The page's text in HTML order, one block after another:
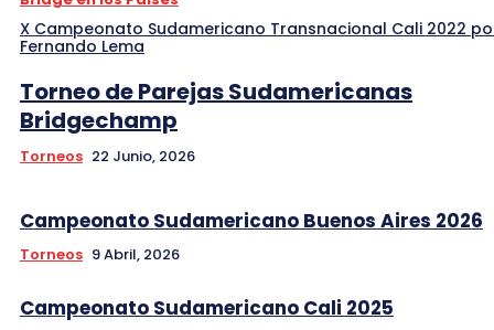
X Campeonato Sudamericano Transnacional Cali 2022
Fernando Lema
Torneo de Parejas Sudamericanas
Bridgechamp
Torneos 22 Junio, 2026
Campeonato Sudamericano Buenos Aires 2026
Torneos 9 Abril, 2026
Campeonato Sudamericano Cali 2025